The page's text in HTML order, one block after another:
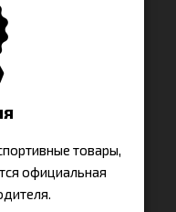
товары,
официальная